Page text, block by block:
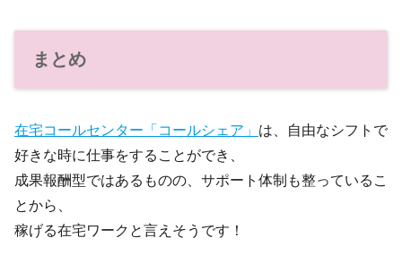
まとめ
在宅コールセンター「コールシェア」 は、自由なシフトで
好きな時に仕事をすることができ、
成果報酬型ではあるものの、サポート体制も整っているこ
とから、
稼げる在宅ワークと言えそうです！